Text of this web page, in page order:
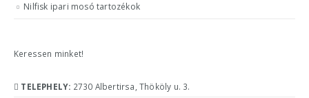
Nilfisk ipari mosó tartozékok
Keressen minket!
TELEPHELY: 2730 Albertirsa, Thököly u. 3.